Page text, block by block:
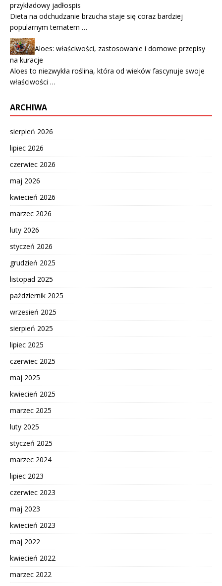
przykładowy jadłospis
Dieta na odchudzanie brzucha staje się coraz bardziej
popularnym tematem …
Aloes: właściwości, zastosowanie i domowe przepisy
na kuracje
Aloes to niezwykła roślina, która od wieków fascynuje swoje
właściwości …
ARCHIWA
sierpień 2026
lipiec 2026
czerwiec 2026
maj 2026
kwiecień 2026
marzec 2026
luty 2026
styczeń 2026
grudzień 2025
listopad 2025
październik 2025
wrzesień 2025
sierpień 2025
lipiec 2025
czerwiec 2025
maj 2025
kwiecień 2025
marzec 2025
luty 2025
styczeń 2025
marzec 2024
lipiec 2023
czerwiec 2023
maj 2023
kwiecień 2023
maj 2022
kwiecień 2022
marzec 2022